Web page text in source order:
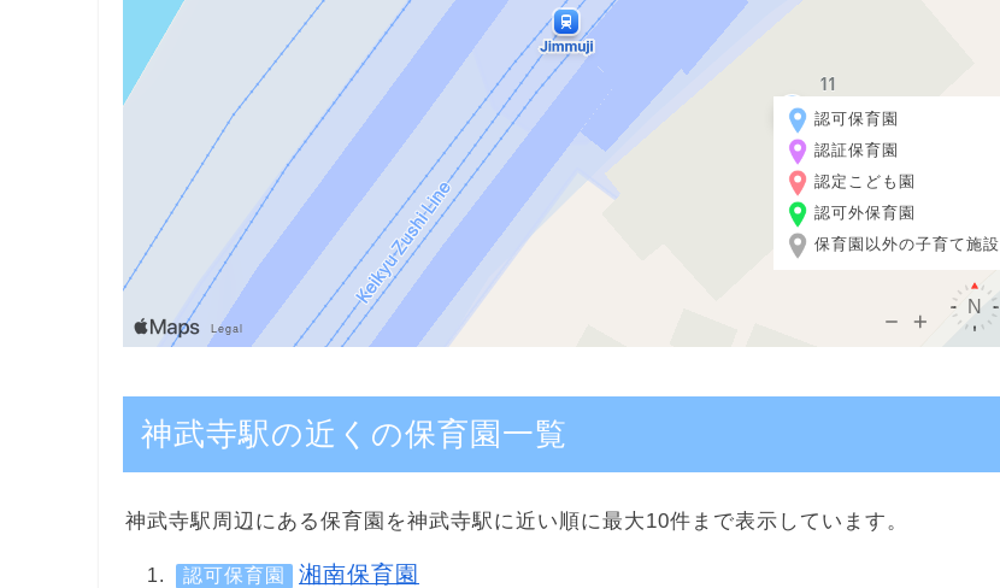
認可保育園
認証保育園
認定こども園
認可外保育園
保育園以外の子育て施設
神武寺駅の近くの保育園一覧
神武寺駅周辺にある保育園を神武寺駅に近い順に最大10件まで表示しています。
認可保育園 湘南保育園